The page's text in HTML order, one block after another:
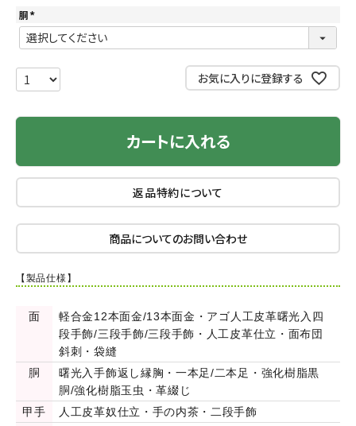
胴
(
必
須
)
お気に入りに登録する
カートに入れる
返品特約について
商品についてのお問い合わせ
【製品仕様】
面
軽合金12本面金/13本面金・アゴ人工皮革曙光入四
段手飾/三段手飾/三段手飾・人工皮革仕立・面布団
斜刺・袋縫
胴
曙光入手飾返し縁胸・一本足/二本足・強化樹脂黒
胴/強化樹脂玉虫・革綴じ
甲手
人工皮革奴仕立・手の内茶・二段手飾